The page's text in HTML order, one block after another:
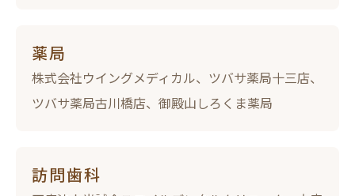
薬局
株式会社ウイングメディカル、ツバサ薬局十三店、
ツバサ薬局古川橋店、御殿山しろくま薬局
訪問歯科